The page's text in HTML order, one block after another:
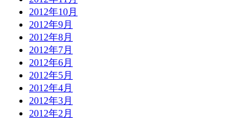
2012年10月
2012年9月
2012年8月
2012年7月
2012年6月
2012年5月
2012年4月
2012年3月
2012年2月